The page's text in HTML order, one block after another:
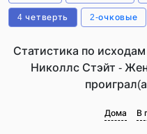
4 четверть 2-очковые
Статистика по
Николлс Стэйт -
Дома В